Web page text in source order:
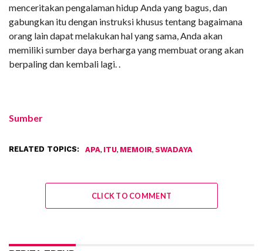
menceritakan pengalaman hidup Anda yang bagus, dan
gabungkan itu dengan instruksi khusus tentang bagaimana
orang lain dapat melakukan hal yang sama, Anda akan
memiliki sumber daya berharga yang membuat orang akan
berpaling dan kembali lagi. .
Sumber
RELATED TOPICS: APA, ITU, MEMOIR, SWADAYA
CLICK TO COMMENT